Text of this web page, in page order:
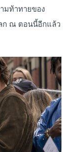
มท้าทายของ
ก ณ ตอนนี้อีกแล้ว